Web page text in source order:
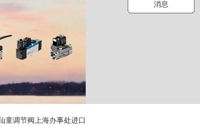
童调节阀上海办事处进口